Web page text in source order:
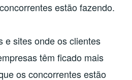
estão fazendo.
e sites onde os clientes
têm ficado mais
os concorrentes estão